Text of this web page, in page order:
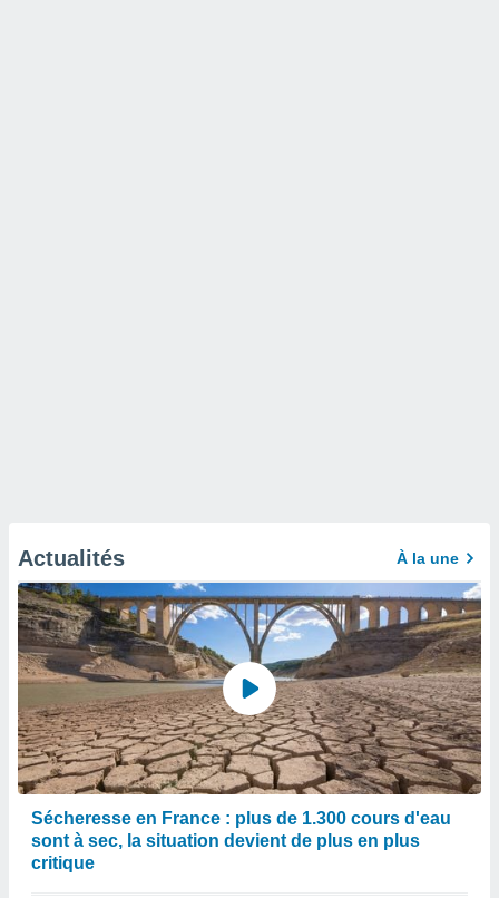
Actualités À la une
Sécheresse en France : plus de 1.300 cours d'eau
sont à sec, la situation devient de plus en plus
critique